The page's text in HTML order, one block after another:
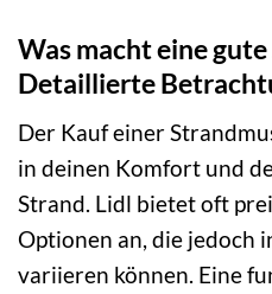
Was macht eine
Detaillierte
Der Kauf einer
in deinen Komfort und
Strand. Lidl bietet oft
Optionen an, die jedoch
variieren können. Eine